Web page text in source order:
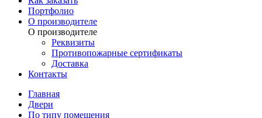
Портфолио
О производителе
О производителе
Реквизиты
Противопожарные сертификаты
Доставка
Контакты
Главная
Двери
По типу помещения